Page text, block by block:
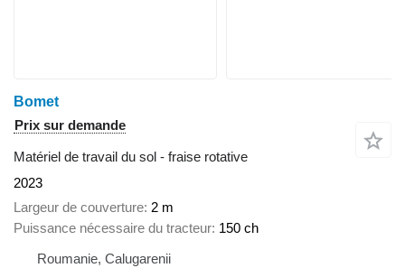
Bomet
Prix sur demande
Matériel de travail du sol - fraise rotative
2023
Largeur de couverture 2 m
Puissance nécessaire du tracteur 150 ch
Roumanie, Calugarenii